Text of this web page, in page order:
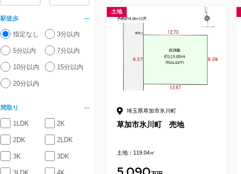
土地
埼玉県草加市氷川町
草加市氷川町 売地
土地：119.04㎡
駅徒歩
指定なし 3分以内
5分以内 7分以内
10分以内 15分以内
20分以内
間取り
1LDK 2K
2DK 2LDK
3K 3DK